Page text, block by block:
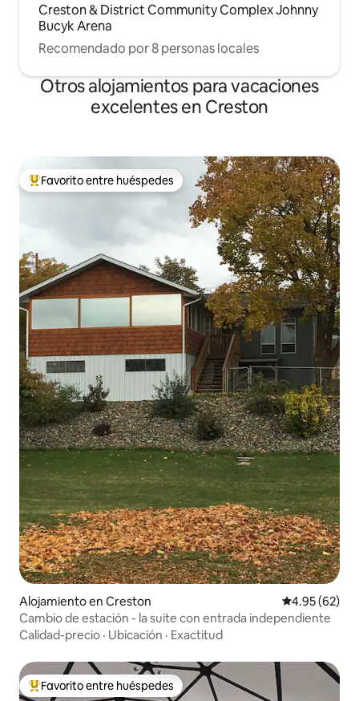
Creston & District Community Complex Johnny
Bucyk Arena
Recomendado por 8 personas locales
Otros alojamientos para vacaciones
excelentes en Creston
Favorito entre huéspedes preferido
Favorito entre huéspedes
Alojamiento en Creston Calificación
4.95 (62)
Cambio de estación - la suite con entrada independiente
Calidad-precio · Ubicación · Exactitud
Favorito entre huéspedes preferido
Favorito entre huéspedes